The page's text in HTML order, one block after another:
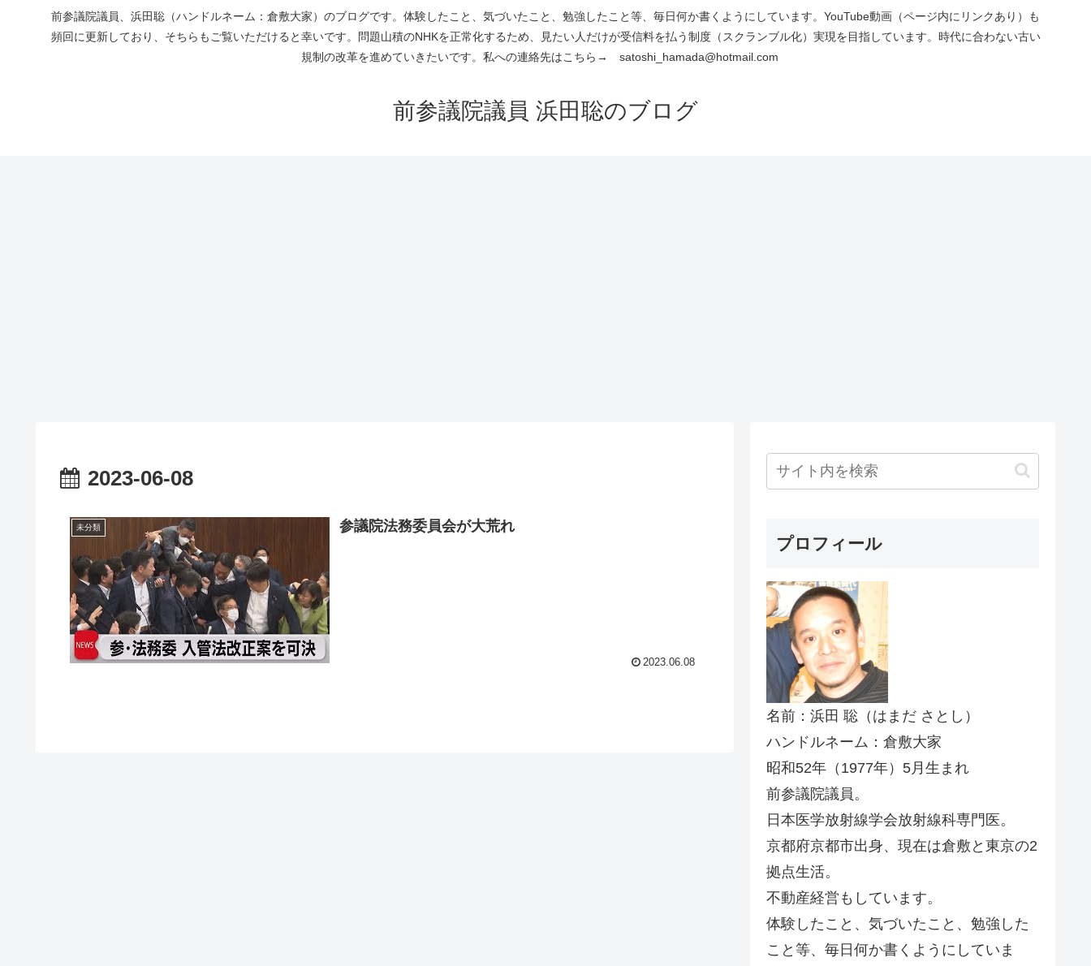
前参議院議員、浜田聡（ハンドルネーム：倉敷大家）のブログです。体験したこと、気づいたこと、勉強したこと等、毎日何か書くようにしています。YouTube動画（ページ内にリンクあり）も
頻回に更新しており、そちらもご覧いただけると幸いです。問題山積のNHKを正常化するため、見たい人だけが受信料を払う制度（スクランブル化）実現を目指しています。時代に合わない古い
規制の改革を進めていきたいです。私への連絡先はこちら→ satoshi_hamada@hotmail.com
前参議院議員 浜田聡のブログ
2023-06-08
未分類 参議院法務委員会が大荒れ
2023.06.08
プロフィール
名前：浜田 聡（はまだ さとし）
ハンドルネーム：倉敷大家
昭和52年（1977年）5月生まれ
前参議院議員。
日本医学放射線学会放射線科専門医。
京都府京都市出身、現在は倉敷と東京の2
拠点生活。
不動産経営もしています。
体験したこと、気づいたこと、勉強した
こと等、毎日何か書くようにしていま